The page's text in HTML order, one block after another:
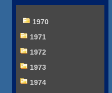
1970
1971
1972
1973
1974